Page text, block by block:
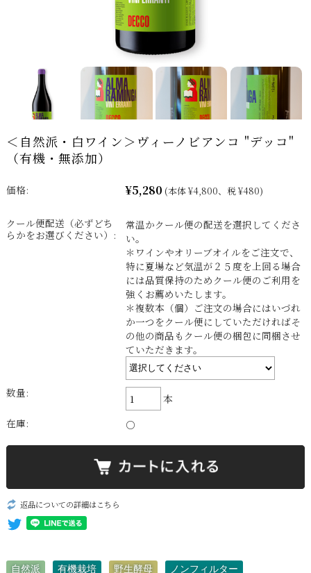
＜自然派・白ワイン＞ヴィーノビアンコ "デッコ"
（有機・無添加）
価格: ¥5,280 (本体 ¥4,800、税 ¥480)
クール便配送（必ずどち
らかをお選びください）:
常温かクール便の配送を選択してくださ
い。
＊ワインやオリーブオイルをご注文で、
特に夏場など気温が２５度を上回る場合
には品質保持のためクール便のご利用を
強くお薦めいたします。
＊複数本（個）ご注文の場合にはいづれ
か一つをクール便にしていただければそ
の他の商品もクール便の梱包に同梱させ
ていただきます。
数量:
本
在庫:
○
返品についての詳細はこちら
自然派 有機栽培 野生酵母
ノンフィルター